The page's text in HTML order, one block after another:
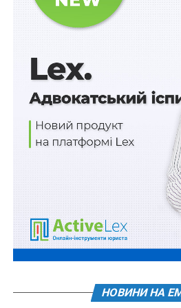
Організатори наголошують, що
конференції — дати
не лише теоретичні знання, а й
інструменти, які вони можуть
роботу вже сьогодні.
“Цікавість до події щороку
заходів у цій галузі не так
спільноті надзвичайно
спілкуватись”, — пояснює
конференції, поведінкова
центрів “Старт” Анна
аутизмом, вона добре розуміє
із РСА та гостру необхідність у
мають змогу поспілкуватись із
“Саме така кооперація, яка є у
Ukraine, дозволяє об’єднати
НОВИНИ НА